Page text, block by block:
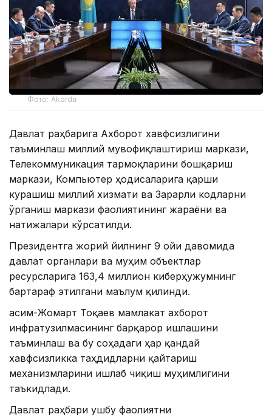
Фото: Akorda
Давлат раҳбарига Ахборот хавфсизлигини
таъминлаш миллий мувофиқлаштириш маркази,
Телекоммуникация тармоқларини бошқариш
маркази, Компьютер ҳодисаларига қарши
курашиш миллий хизмати ва Зарарли кодларни
ўрганиш маркази фаолиятининг жараёни ва
натижалари кўрсатилди.
Президентга жорий йилнинг 9 ойи давомида
давлат органлари ва муҳим объектлар
ресурсларига 163,4 миллион киберҳужумнинг
бартараф этилгани маълум қилинди.
Қасим-Жомарт Тоқаев мамлакат ахборот
инфратузилмасининг барқарор ишлашини
таъминлаш ва бу соҳадаги ҳар қандай
хавфсизликка таҳдидларни қайтариш
механизмларини ишлаб чиқиш муҳимлигини
таъкидлади.
Давлат раҳбари ушбу фаолиятни